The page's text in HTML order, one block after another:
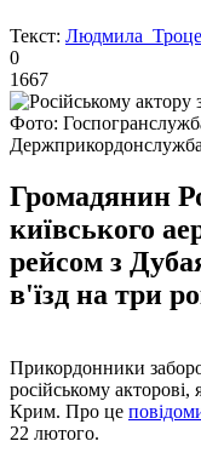
Текст: Людмила
0
1667
Фото:
Держприкордонслужба
Громадянин
київського
рейсом з
в'їзд на три
Прикордонники
російському
Крим. Про це
22 лютого.